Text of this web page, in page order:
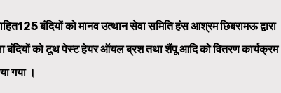
बंदियों को मानव उत्थान सेवा समिति हंस आश्रम छिबरामऊ द्वारा
बंदियों को टूथ पेस्ट हेयर ऑयल ब्रश तथा शैंपू आदि को वितरण कार्यक्रम
गया ।